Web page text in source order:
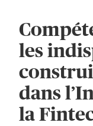
les
dans
la